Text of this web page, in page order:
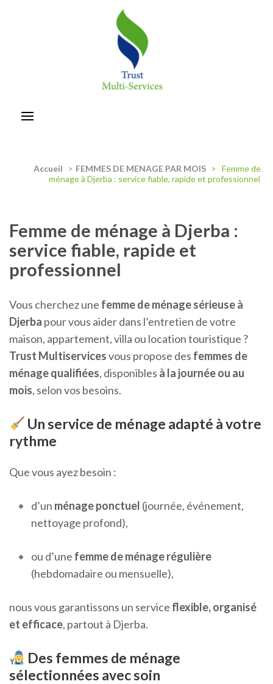
Accueil > FEMMES DE MENAGE PAR MOIS > Femme de
ménage à Djerba : service fiable, rapide et professionnel
Femme de ménage à Djerba :
service fiable, rapide et
professionnel
Vous cherchez une femme de ménage sérieuse à
Djerba pour vous aider dans l’entretien de votre
maison, appartement, villa ou location touristique ?
Trust Multiservicesvous propose des femmes de
ménage qualifiées, disponibles à la journée ou au
mois, selon vos besoins.
Un service de ménage adapté à votre
rythme
Que vous ayez besoin :
d’un ménage ponctuel (journée, événement,
nettoyage profond),
ou d’une femme de ménage régulière
(hebdomadaire ou mensuelle),
nous vous garantissons un service flexible, organisé
et efficace, partout à Djerba.
Des femmes de ménage
sélectionnées avec soin